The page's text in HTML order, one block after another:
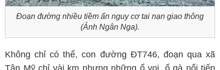
Đoạn đường nhiều tiềm ẩn nguy cơ tai nạn giao thông
(Ảnh Ngân Nga).
Không chỉ có thế, con đường ĐT746, đoạn qua xã
Tân Mỹ chỉ vài km nhưng những ổ voi, ổ gà nối tiếp